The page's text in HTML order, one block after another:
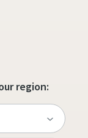
region: